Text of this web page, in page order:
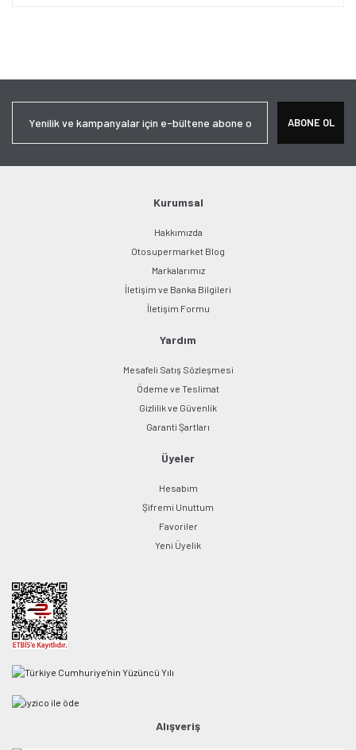
Ürün açıklamasında eksik bilgiler bulunuyor.
Bu ürüne benzer farklı alternatifler olmalı.
Gönder
ABONE OL
Kurumsal
Hakkımızda
Otosupermarket Blog
Markalarımız
İletişim ve Banka Bilgileri
İletişim Formu
Yardım
Mesafeli Satış Sözleşmesi
Ödeme ve Teslimat
Gizlilik ve Güvenlik
Garanti Şartları
Üyeler
Hesabım
Şifremi Unuttum
Favoriler
Yeni Üyelik
Alışveriş